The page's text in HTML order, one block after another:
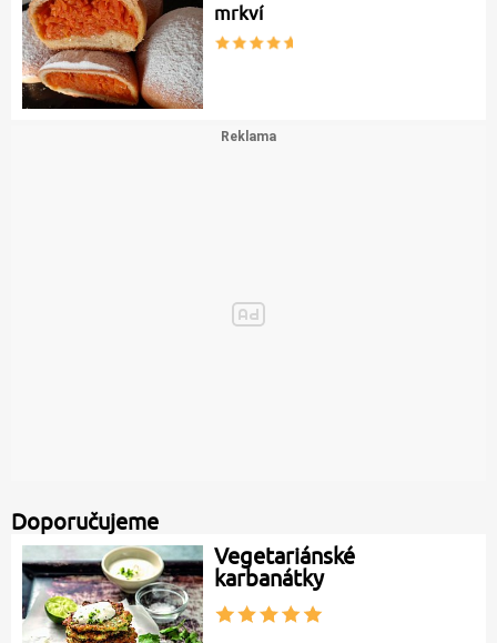
mrkví
Doporučujeme
Vegetariánské
karbanátky